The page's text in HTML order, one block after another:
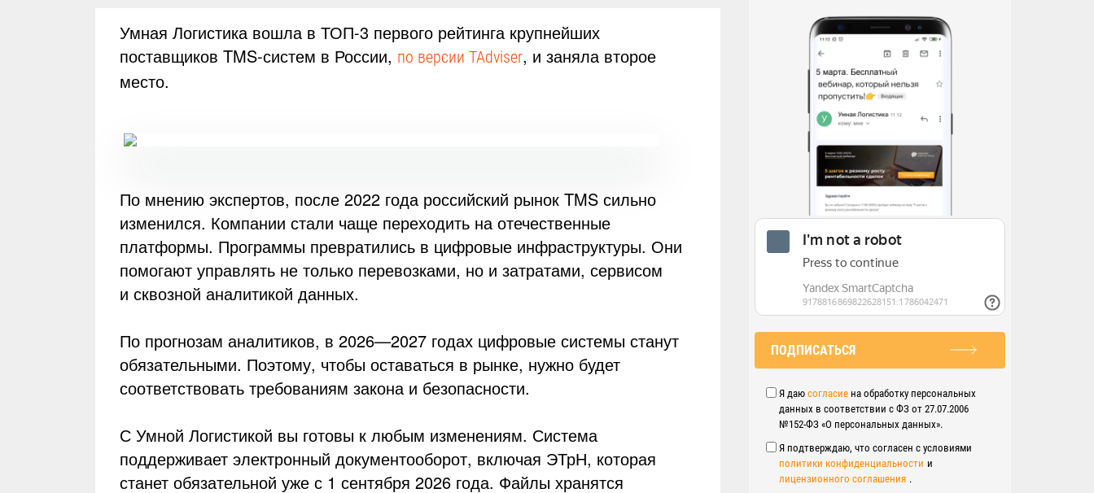
Умная Логистика вошла в ТОП-3 первого рейтинга крупнейших
поставщиков TMS-систем в России, по версии TAdviser, и заняла второе
место.
По мнению экспертов, после 2022 года российский рынок TMS сильно
изменился. Компании стали чаще переходить на отечественные
платформы. Программы превратились в цифровые инфраструктуры. Они
помогают управлять не только перевозками, но и затратами, сервисом
и сквозной аналитикой данных.
По прогнозам аналитиков, в 2026—2027 годах цифровые системы станут
обязательными. Поэтому, чтобы оставаться в рынке, нужно будет
соответствовать требованиям закона и безопасности.
С Умной Логистикой вы готовы к любым изменениям. Система
поддерживает электронный документооборот, включая ЭТрН, которая
станет обязательной уже с 1 сентября 2026 года. Файлы хранятся
ПОДПИСАТЬСЯ
Я даю согласие на обработку персональных
данных в соответствии с ФЗ от 27.07.2006
№152-ФЗ «О персональных данных».
Я подтверждаю, что согласен с условиями
политики конфиденциальности и
лицензионного соглашения .